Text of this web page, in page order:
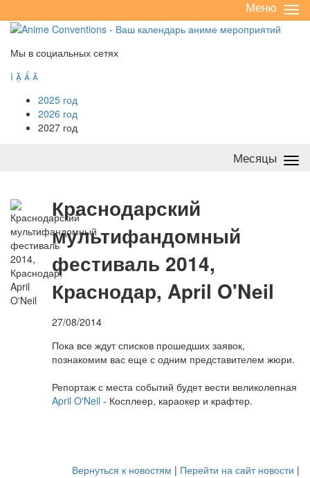
/
Меню
Мы в социальных сетях
   
2025 год
2026 год
2027 год
Месяцы
Краснодарский
мультифандомный
фестиваль 2014,
Краснодар, April O'Neil
27/08/2014
Пока все ждут списков прошедших заявок,
познакомим вас еще с одним представителем жюри.
Репортаж с места событий будет вести великолепная
April O'Neil - Косплеер, караокер и крафтер.
Вернуться к новостям | Перейти на сайт новости |